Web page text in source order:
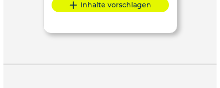
Inhalte vorschlagen